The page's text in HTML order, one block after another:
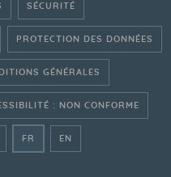
SÉCURITÉ
PROTECTION DES DONNÉES
GÉNÉRALES
: NON CONFORME
FR - ALLER SUR LE SITE
EN